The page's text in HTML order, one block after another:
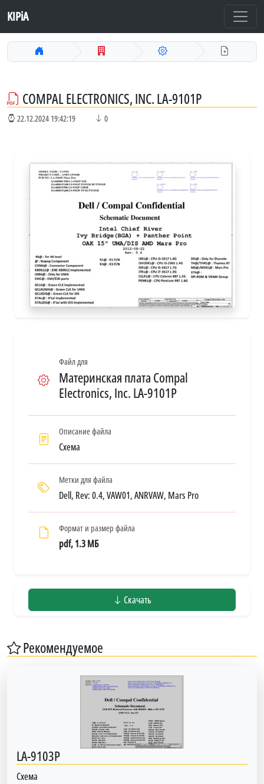
KIPiA
COMPAL ELECTRONICS, INC. LA-9101P
22.12.2024 19:42:19 0
Файл для
Материнская плата Compal
Electronics, Inc. LA-9101P
Описание файла
Схема
Метки для файла
Dell, Rev: 0.4, VAW01, ANRVAW, Mars Pro
Формат и размер файла
pdf, 1.3 МБ
Скачать
Рекомендуемое
LA-9103P
Схема